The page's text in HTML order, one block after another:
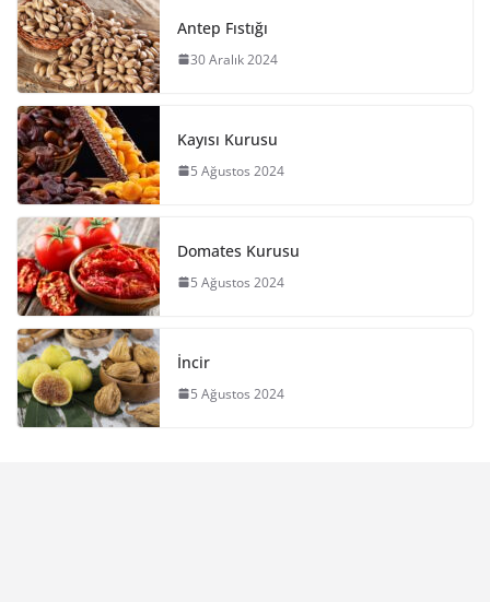
Antep Fıstığı
30 Aralık 2024
Kayısı Kurusu
5 Ağustos 2024
Domates Kurusu
5 Ağustos 2024
İncir
5 Ağustos 2024